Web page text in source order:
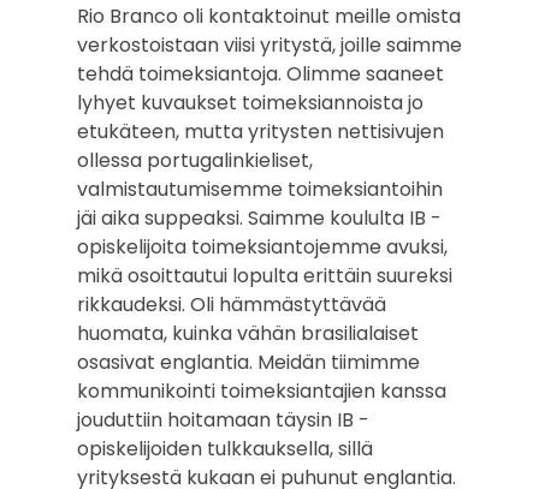
Rio Branco oli kontaktoinut meille omista
verkostoistaan viisi yritystä, joille saimme
tehdä toimeksiantoja. Olimme saaneet
lyhyet kuvaukset toimeksiannoista jo
etukäteen, mutta yritysten nettisivujen
ollessa portugalinkieliset,
valmistautumisemme toimeksiantoihin
jäi aika suppeaksi. Saimme koululta IB -
opiskelijoita toimeksiantojemme avuksi,
mikä osoittautui lopulta erittäin suureksi
rikkaudeksi. Oli hämmästyttävää
huomata, kuinka vähän brasilialaiset
osasivat englantia. Meidän tiimimme
kommunikointi toimeksiantajien kanssa
jouduttiin hoitamaan täysin IB -
opiskelijoiden tulkkauksella, sillä
yrityksestä kukaan ei puhunut englantia.